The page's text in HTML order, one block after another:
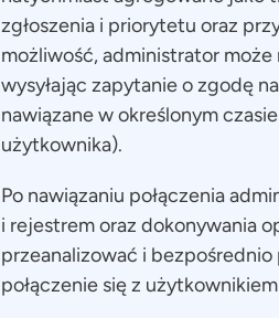
zgłoszenia i priorytetu oraz
możliwość, administrator
wysyłając zapytanie o zgodę
nawiązane w określonym
użytkownika).
Po nawiązaniu połączenia
i rejestrem oraz dokonywania
przeanalizować i
połączenie się z